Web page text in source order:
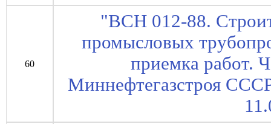
60
"ВСН 012-88.
промысловых
приемка работ.
Миннефтегазстроя